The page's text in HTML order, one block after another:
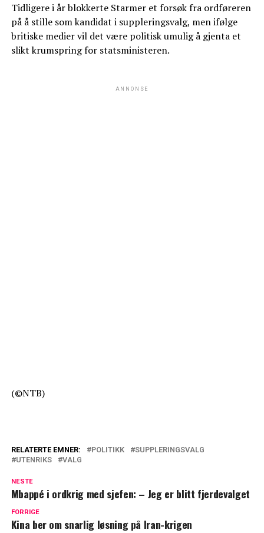
Tidligere i år blokkerte Starmer et forsøk fra ordføreren
på å stille som kandidat i suppleringsvalg, men ifølge
britiske medier vil det være politisk umulig å gjenta et
slikt krumspring for statsministeren.
ANNONSE
(©NTB)
RELATERTE EMNER: POLITIKK
SUPPLERINGSVALG
UTENRIKS
VALG
NESTE
Mbappé i ordkrig med sjefen: – Jeg er blitt fjerdevalget
FORRIGE
Kina ber om snarlig løsning på Iran-krigen